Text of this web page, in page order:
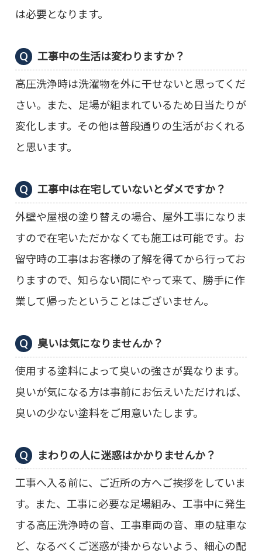
は必要となります。
工事中の生活は変わりますか？
高圧洗浄時は洗濯物を外に干せないと思ってくだ
さい。また、足場が組まれているため日当たりが
変化します。その他は普段通りの生活がおくれる
と思います。
工事中は在宅していないとダメですか？
外壁や屋根の塗り替えの場合、屋外工事になりま
すので在宅いただかなくても施工は可能です。お
留守時の工事はお客様の了解を得てから行ってお
りますので、知らない間にやって来て、勝手に作
業して帰ったということはございません。
臭いは気になりませんか？
使用する塗料によって臭いの強さが異なります。
臭いが気になる方は事前にお伝えいただければ、
臭いの少ない塗料をご用意いたします。
まわりの人に迷惑はかかりませんか？
工事へ入る前に、ご近所の方へご挨拶をしていま
す。また、工事に必要な足場組み、工事中に発生
する高圧洗浄時の音、工事車両の音、車の駐車な
ど、なるべくご迷惑が掛からないよう、細心の配